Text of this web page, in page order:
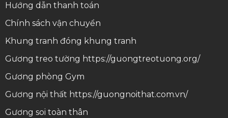
Hướng dẫn thanh toán
Chính sách vận chuyển
Khung tranh đóng khung tranh
Gương treo tường https://guongtreotuong.org/
Gương phòng Gym
Gương nội thất https://guongnoithat.com.vn/
Gương soi toàn thân